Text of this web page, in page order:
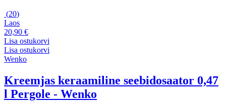
(20)
Laos
20,90 €
Lisa ostukorvi
Lisa ostukorvi
Wenko
Kreemjas keraamiline seebidosaator 0,47
l Pergole - Wenko